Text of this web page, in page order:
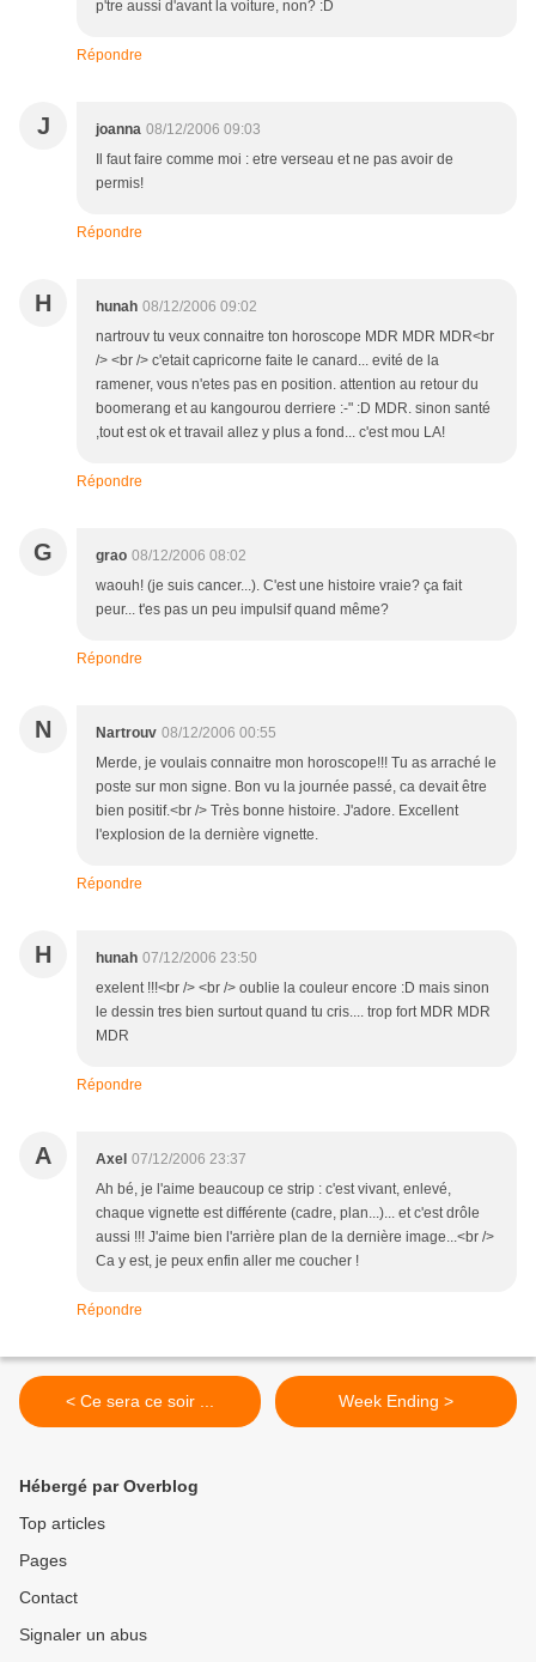
p'tre aussi d'avant la voiture, non? :D
Répondre
J joanna 08/12/2006 09:03
Il faut faire comme moi : etre verseau et ne pas avoir de
permis!
Répondre
H hunah 08/12/2006 09:02
nartrouv tu veux connaitre ton horoscope MDR MDR MDR<br
/> <br /> c'etait capricorne faite le canard... evité de la
ramener, vous n'etes pas en position. attention au retour du
boomerang et au kangourou derriere :-" :D MDR. sinon santé
,tout est ok et travail allez y plus a fond... c'est mou LA!
Répondre
G grao 08/12/2006 08:02
waouh! (je suis cancer...). C'est une histoire vraie? ça fait
peur... t'es pas un peu impulsif quand même?
Répondre
N Nartrouv 08/12/2006 00:55
Merde, je voulais connaitre mon horoscope!!! Tu as arraché le
poste sur mon signe. Bon vu la journée passé, ca devait être
bien positif.<br /> Très bonne histoire. J'adore. Excellent
l'explosion de la dernière vignette.
Répondre
H hunah 07/12/2006 23:50
exelent !!!<br /> <br /> oublie la couleur encore :D mais sinon
le dessin tres bien surtout quand tu cris.... trop fort MDR MDR
MDR
Répondre
A Axel 07/12/2006 23:37
Ah bé, je l'aime beaucoup ce strip : c'est vivant, enlevé,
chaque vignette est différente (cadre, plan...)... et c'est drôle
aussi !!! J'aime bien l'arrière plan de la dernière image...<br />
Ca y est, je peux enfin aller me coucher !
Répondre
< Ce sera ce soir ... Week Ending >
Hébergé par Overblog
Top articles
Pages
Contact
Signaler un abus